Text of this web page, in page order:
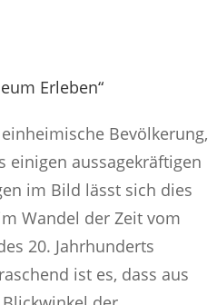
Erleben“
Bevölkerung,
einigen aussagekräftigen
im Bild lässt sich dies
Wandel der Zeit vom
20. Jahrhunderts
ist es, dass aus